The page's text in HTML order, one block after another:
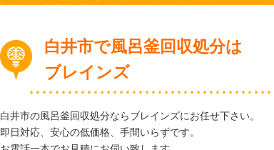
白井市で風呂釜回収処分は
ブレインズ
白井市の風呂釜回収処分ならブレインズにお任せ下さい。
即日対応、安心の低価格、手間いらずです。